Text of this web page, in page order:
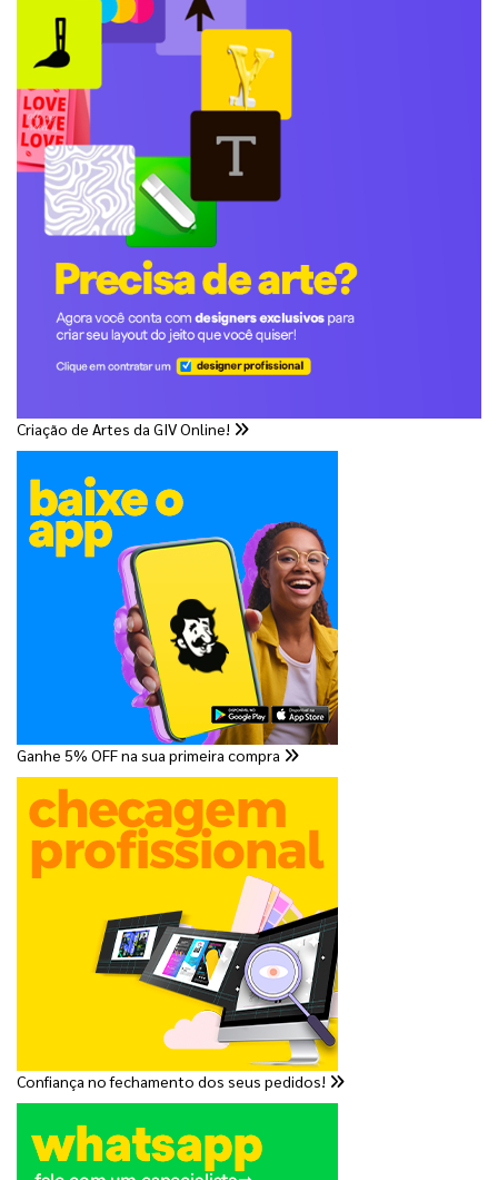
Criação de Artes da GIV Online!
Ganhe 5% OFF na sua primeira compra
Confiança no fechamento dos seus pedidos!